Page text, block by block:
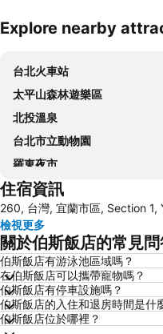
展開地圖
Explore nearby
台北火車站
太平山森林遊樂區
北投溫泉
台北市立動物園
羅東夜市
南港站覽館
宜蘭烏石港
烏來溫泉
景美捷運站
捷運圓山站
師大夜市
捷運中山站
住宿資訊
260, 台灣, 宜蘭市區, Section
檢視更多
關於伯斯飯店的常見
伯斯飯店有游泳池區域嗎？
在伯斯飯店可以攜帶寵物嗎？
伯斯飯店有停車設施嗎？
伯斯飯店的入住和退房時間是什
伯斯飯店位於哪裡？